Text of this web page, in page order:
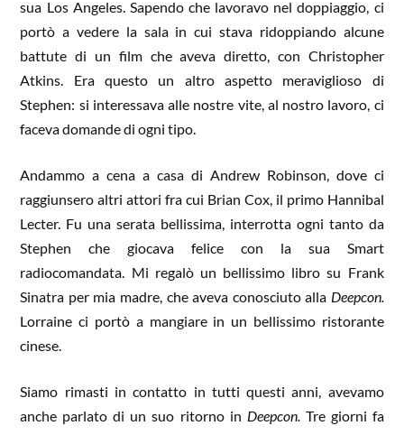
sua Los Angeles. Sapendo che lavoravo nel doppiaggio, ci
portò a vedere la sala in cui stava ridoppiando alcune
battute di un film che aveva diretto, con Christopher
Atkins. Era questo un altro aspetto meraviglioso di
Stephen: si interessava alle nostre vite, al nostro lavoro, ci
faceva domande di ogni tipo.
Andammo a cena a casa di Andrew Robinson, dove ci
raggiunsero altri attori fra cui Brian Cox, il primo Hannibal
Lecter. Fu una serata bellissima, interrotta ogni tanto da
Stephen che giocava felice con la sua Smart
radiocomandata. Mi regalò un bellissimo libro su Frank
Sinatra per mia madre, che aveva conosciuto alla Deepcon.
Lorraine ci portò a mangiare in un bellissimo ristorante
cinese.
Siamo rimasti in contatto in tutti questi anni, avevamo
anche parlato di un suo ritorno in Deepcon.Tre giorni fa